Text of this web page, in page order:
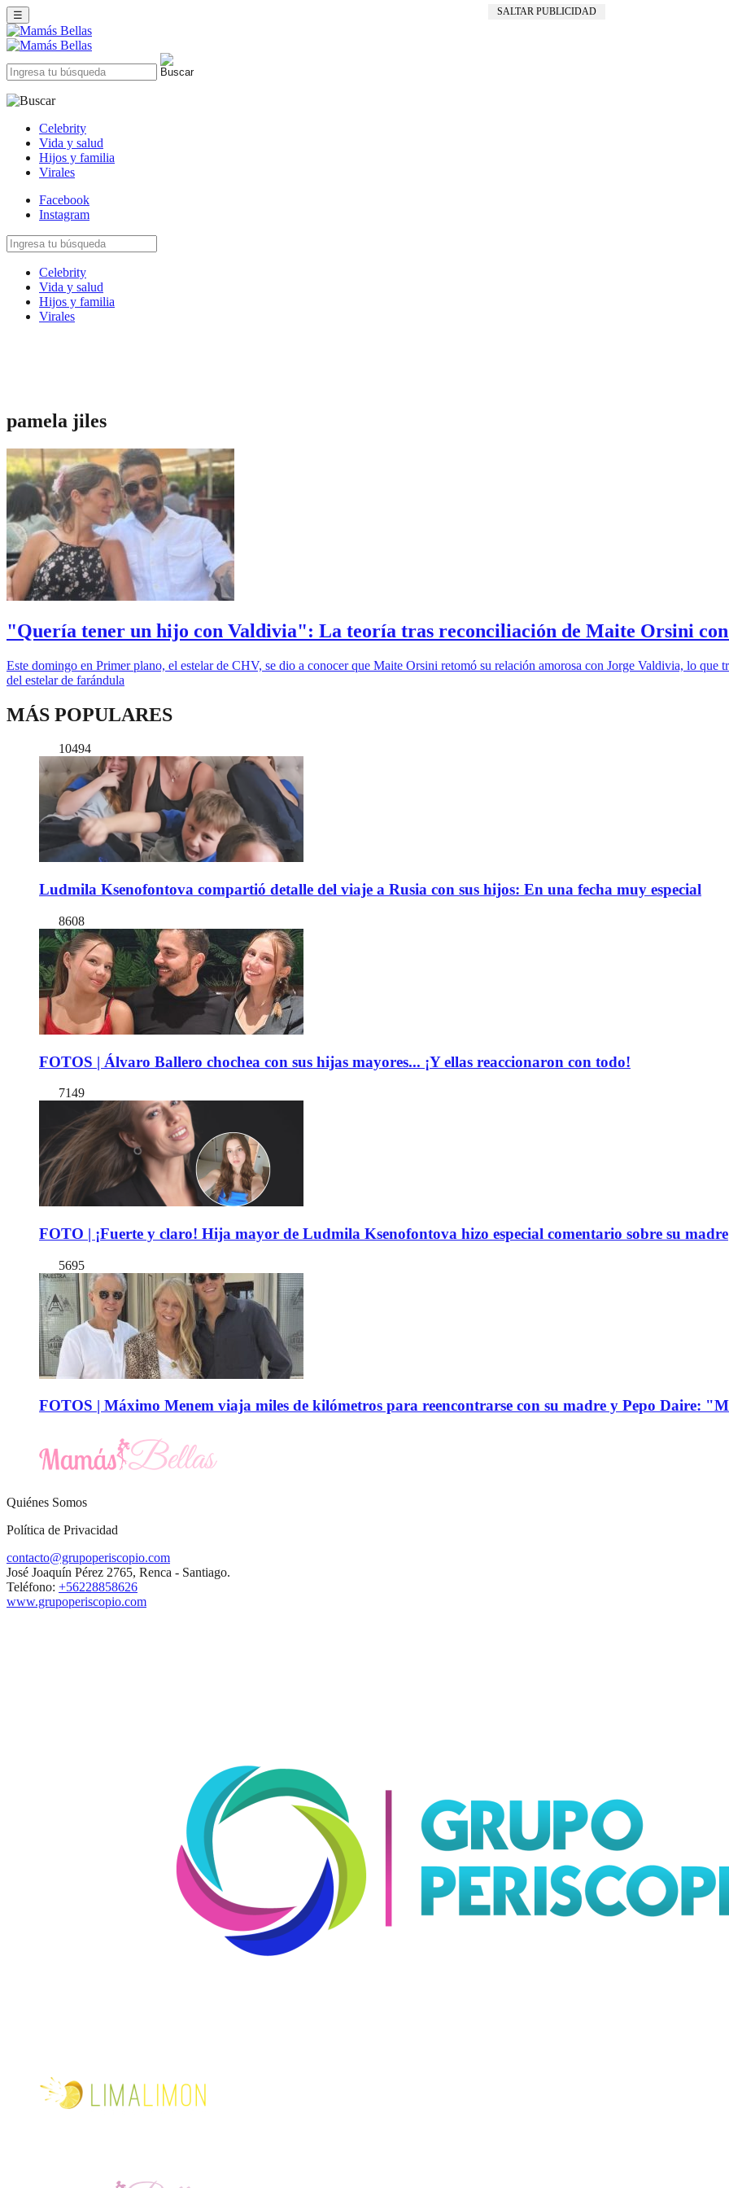
SALTAR PUBLICIDAD
☰
Celebrity
Vida y salud
Hijos y familia
Virales
Facebook
Instagram
Celebrity
Vida y salud
Hijos y familia
Virales
pamela jiles
"Quería tener un hijo con Valdivia": La teoría tras reconciliación de Maite Orsini
Este domingo en Primer plano, el estelar de CHV, se dio a conocer que Maite Orsini retomó su relación amorosa con Jorge Valdivia, lo que
del estelar de farándula
MÁS POPULARES
10494
Ludmila Ksenofontova compartió detalle del viaje a Rusia con sus hijos: En una fecha muy especial
8608
FOTOS | Álvaro Ballero chochea con sus hijas mayores... ¡Y ellas reaccionaron con todo!
7149
FOTO | ¡Fuerte y claro! Hija mayor de Ludmila Ksenofontova hizo especial comentario sobre su madre
5695
FOTOS | Máximo Menem viaja miles de kilómetros para reencontrarse con su madre y Pepo Daire:
Quiénes Somos
Política de Privacidad
contacto@grupoperiscopio.com
José Joaquín Pérez 2765, Renca - Santiago.
Teléfono: +56228858626
www.grupoperiscopio.com